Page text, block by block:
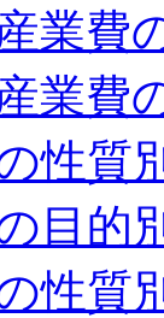
業費
業費
性質
目的
性質